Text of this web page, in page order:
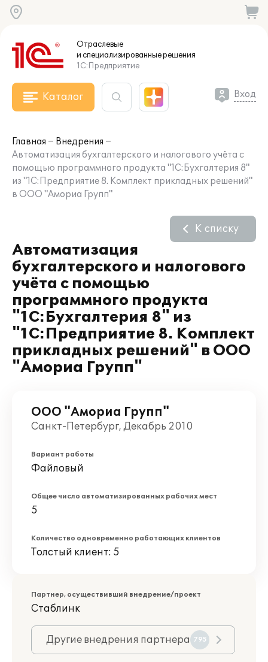
Отраслевые
и специализированныерешения
1С:Предприятие
Каталог Вход
Главная
Внедрения
Автоматизация бухгалтерского и налогового учёта с
помощью программного продукта "1С:Бухгалтерия 8"
из "1С:Предприятие 8. Комплект прикладных решений"
в ООО "Амориа Групп"
Автоматизация
бухгалтерского и налогового
учёта с помощью
программного продукта
"1С:Бухгалтерия 8" из
"1С:Предприятие 8. Комплект
прикладных решений" в ООО
"Амориа Групп"
К списку
ООО "Амориа Групп"
Санкт-Петербург, Декабрь 2010
Вариант работы
Файловый
Общее число автоматизированных рабочих мест
5
Количество одновременно работающих клиентов
Толстый клиент: 5
Партнер, осуществивший внедрение/проект
Стаблинк
Другие внедрения партнера 795